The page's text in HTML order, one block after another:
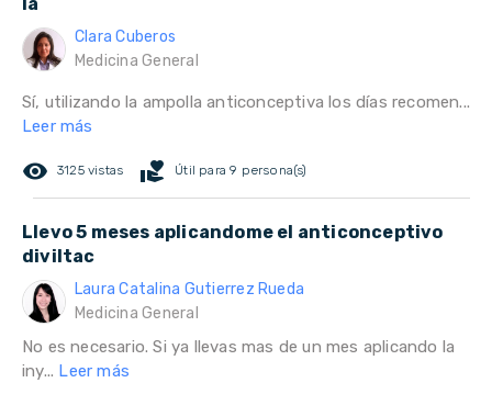
la
Clara Cuberos
Medicina General
Sí, utilizando la ampolla anticonceptiva los días recomen...
Leer más
remove_red_eye 3125 vistas volunteer_activism Útil para 9 persona(s)
Llevo 5 meses aplicandome el anticonceptivo
diviltac
Laura Catalina Gutierrez Rueda
Medicina General
No es necesario. Si ya llevas mas de un mes aplicando la
iny... Leer más